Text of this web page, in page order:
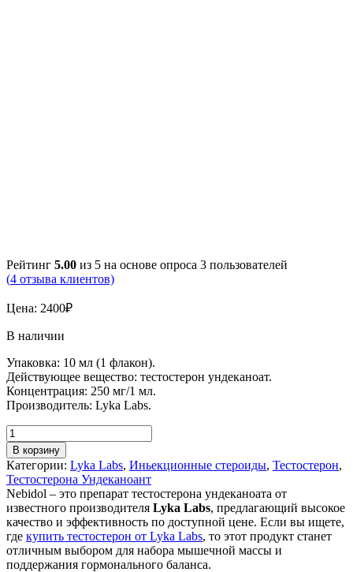
Рейтинг 5.00 из 5 на основе опроса 3 пользователей
(4 отзыва клиентов)
Цена: 2400₽
В наличии
Упаковка: 10 мл (1 флакон).
Действующее вещество: тестостерон ундеканоат.
Концентрация: 250 мг/1 мл.
Производитель: Lyka Labs.
В корзину
Категории: Lyka Labs, Иньекционные стероиды, Тестостерон,
Тестостерона Ундеканоант
Nebidol – это препарат тестостерона ундеканоата от
известного производителя Lyka Labs, предлагающий высокое
качество и эффективность по доступной цене. Если вы ищете,
где купить тестостерон от Lyka Labs, то этот продукт станет
отличным выбором для набора мышечной массы и
поддержания гормонального баланса.